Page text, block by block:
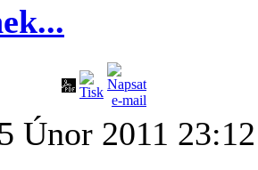
Únor 2011 23:12